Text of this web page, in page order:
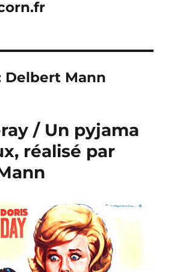
Delbert Mann
/ Un pyjama
réalisé par